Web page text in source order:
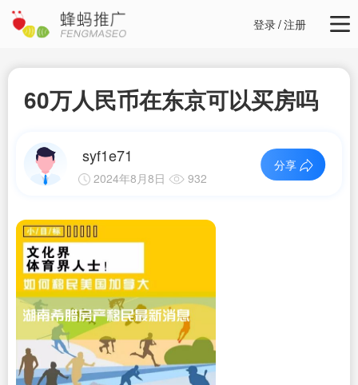
登录/注册
60万人民币在东京可以买房吗
syf1e71
2024年8月8日 932
分享